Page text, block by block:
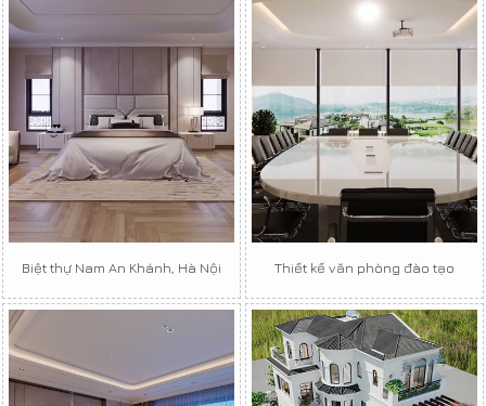
Biệt thự Nam An Khánh, Hà Nội Thiết kế văn phòng đào tạo